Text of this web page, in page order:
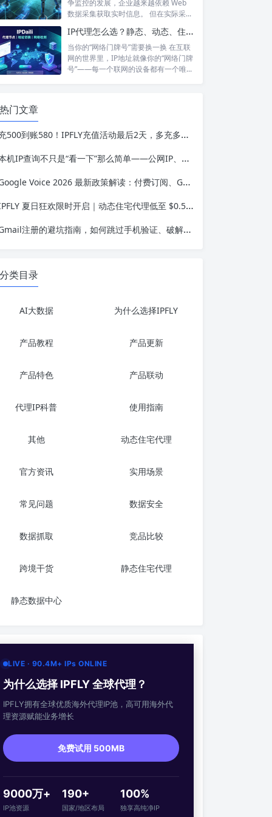
争监控的发展，企业越来越依赖 Web
数据采集获取实时信息。 但在实际采...
IP代理怎么选？静态、动态、住宅、机房——别再傻傻分不清，这篇帮你彻底搞懂
当你的“网络门牌号”需要换一换 在互联
网的世界里，IP地址就像你的“网络门牌
号”——每一个联网的设备都有一个唯...
热门文章
500到账580！IPFLY充值活动最后2天，多充多送最高送24%
机IP查询不只是“看一下”那么简单——公网IP、内网IP、NAT、隐私保护，一篇讲透
Voice 2026 最新政策解读：付费订阅、Gemini 纪要、实名认证——GV的变与不变
夏日狂欢限时开启｜动态住宅代理低至 $0.56/GB，静态住宅IP $1.58/IP 起
注册的避坑指南，如何跳过手机验证、破解地区限制，稳拿谷歌账号
分类目录
AI大数据 为什么选择IPFLY
产品教程 产品更新
产品特色 产品联动
代理IP科普 使用指南
其他 动态住宅代理
官方资讯 实用场景
常见问题 数据安全
数据抓取 竞品比较
跨境干货 静态住宅代理
静态数据中心
LIVE · 90.4M+ IPs ONLINE
为什么选择 IPFLY 全球代理？
IPFLY拥有全球优质海外代理IP池，高可用海外代
理资源赋能业务增长
免费试用 500MB
9000万+
IP池资源
190+
国家/地区布局
100%
独享高纯净IP